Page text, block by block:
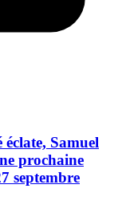
Samuel
prochaine
septembre